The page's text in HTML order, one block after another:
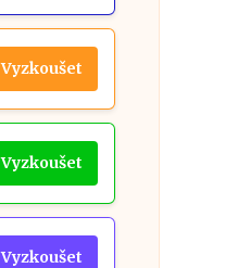
Vyzkoušet
Vyzkoušet
Vyzkoušet